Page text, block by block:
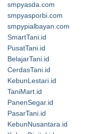
smpyasda.com
smpyasporbi.com
smpypialbayan.com
SmartTani.id
PusatTani.id
BelajarTani.id
CerdasTani.id
KebunLestari.id
TaniMart.id
PanenSegar.id
PasarTani.id
KebunNusantara.id